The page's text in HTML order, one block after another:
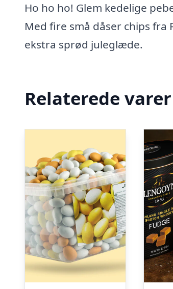
Ho ho ho! Glem kedelige
Med fire små dåser chips
ekstra sprød juleglæde.
Relaterede varer